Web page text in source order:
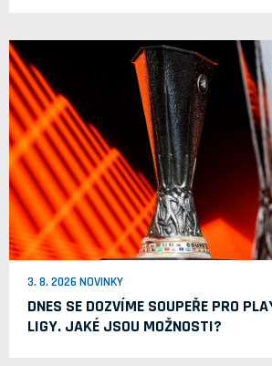
3. 8. 2026 NOVINKY
DNES SE DOZVÍME SOUPEŘE PRO
LIGY. JAKÉ JSOU MOŽNOSTI?